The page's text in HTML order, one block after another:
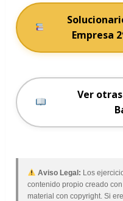
Empresa
Ver
Aviso Legal: Los
contenido propio creado
material con copyright. Si